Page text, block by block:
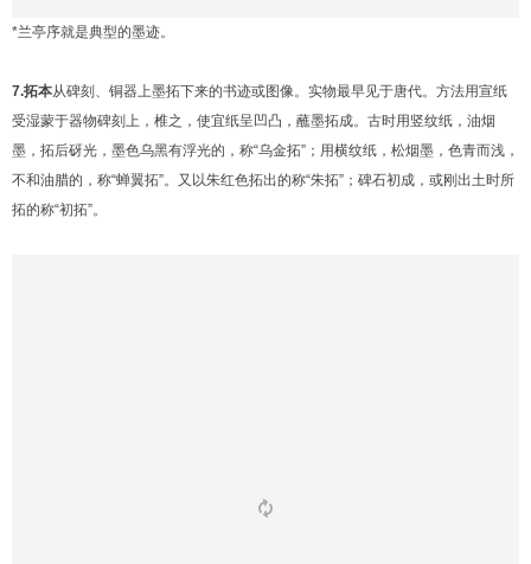
*兰亭序就是典型的墨迹。
7.拓本从碑刻、铜器上墨拓下来的书迹或图像。实物最早见于唐代。方法用宣纸
受湿蒙于器物碑刻上，椎之，使宜纸呈凹凸，蘸墨拓成。古时用竖纹纸，油烟
墨，拓后砑光，墨色乌黑有浮光的，称“乌金拓”；用横纹纸，松烟墨，色青而浅，
不和油腊的，称“蝉翼拓”。又以朱红色拓出的称“朱拓”；碑石初成，或刚出土时所
拓的称“初拓”。